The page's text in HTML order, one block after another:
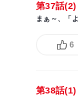
第37話(2)
まぁ～、「
6
第38話(1)